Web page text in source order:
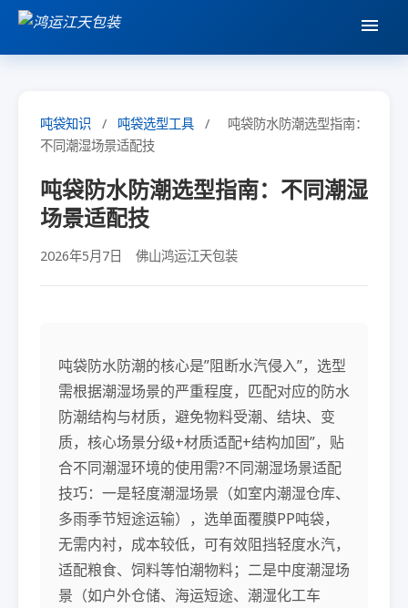
吨袋知识 / 吨袋选型工具 /
吨袋防水防潮选型指南：
不同潮湿场景适配技
吨袋防水防潮选型指南：不同潮湿
场景适配技
2026年5月7日 佛山鸿运江天包装
吨袋防水防潮的核心是”阻断水汽侵入”，选型
需根据潮湿场景的严重程度，匹配对应的防水
防潮结构与材质，避免物料受潮、结块、变
质，核心场景分级+材质适配+结构加固”，贴
合不同潮湿环境的使用需?不同潮湿场景适配
技巧：一是轻度潮湿场景（如室内潮湿仓库、
多雨季节短途运输），选单面覆膜PP吨袋，
无需内衬，成本较低，可有效阻挡轻度水汽，
适配粮食、饲料等怕潮物料；二是中度潮湿场
景（如户外仓储、海运短途、潮湿化工车